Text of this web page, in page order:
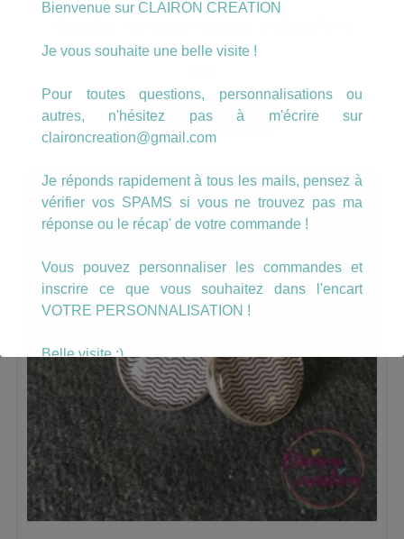
AJOUTER AU PANIER
Bienvenue sur CLAIRON CREATION
Je vous souhaite une belle visite !
Pour toutes questions, personnalisations ou
autres, n'hésitez pas à m'écrire sur
claironcreation@gmail.com
Je réponds rapidement à tous les mails, pensez à
vérifier vos SPAMS si vous ne trouvez pas ma
réponse ou le récap' de votre commande !
Vous pouvez personnaliser les commandes et
inscrire ce que vous souhaitez dans l'encart
VOTRE PERSONNALISATION !
Belle visite :)